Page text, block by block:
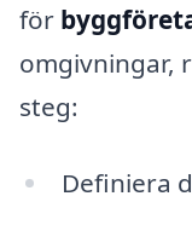
för
omgivningar,
steg:
Definiera